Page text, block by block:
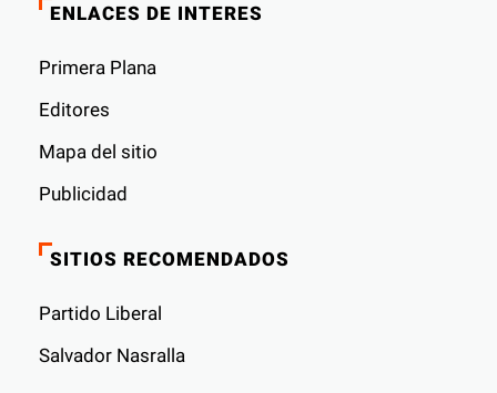
ENLACES DE INTERES
Primera Plana
Editores
Mapa del sitio
Publicidad
SITIOS RECOMENDADOS
Partido Liberal
Salvador Nasralla